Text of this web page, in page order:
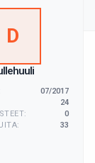
D
07/2017
24
0
33